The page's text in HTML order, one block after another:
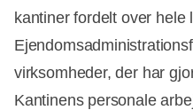
kantiner fordelt over hele
virksomheder, der har
Kantinens personale